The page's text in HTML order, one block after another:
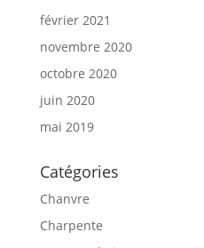
février 2021
novembre 2020
octobre 2020
juin 2020
mai 2019
Catégories
Chanvre
Charpente